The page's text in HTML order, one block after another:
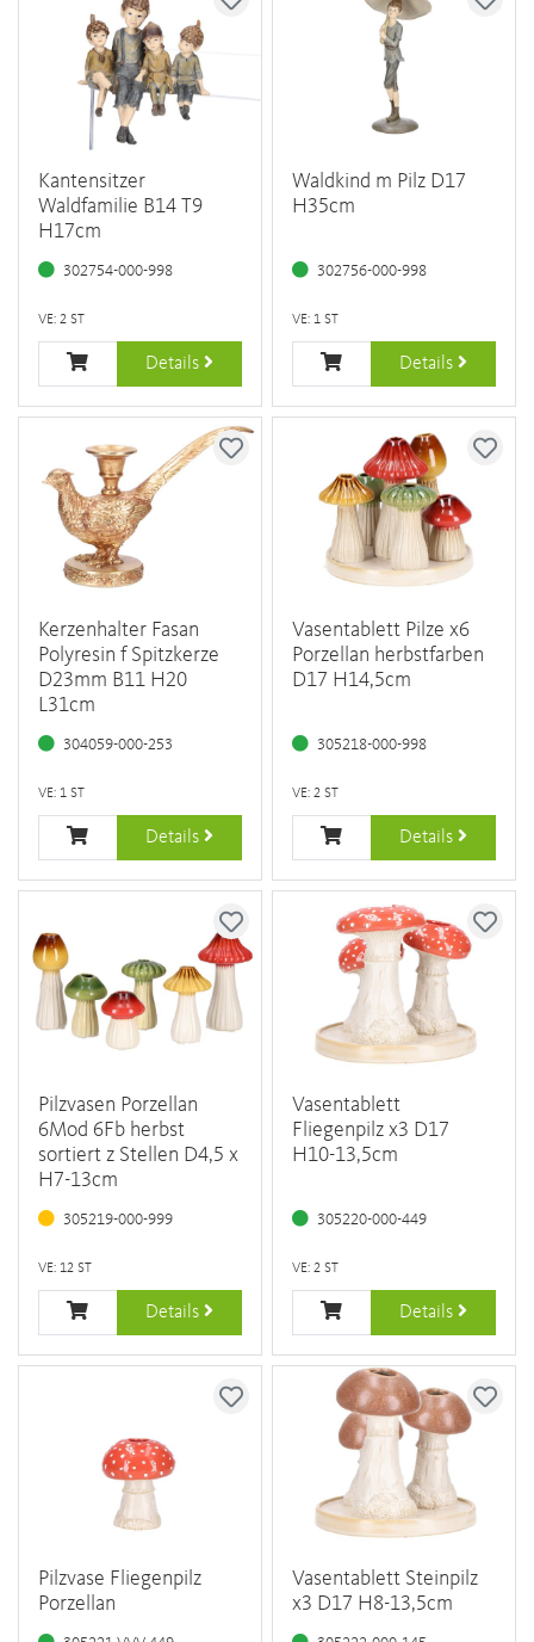
Kantensitzer
Waldfamilie B14 T9
H17cm
302754-000-998
VE: 2 ST
Details
Waldkind m Pilz D17
H35cm
302756-000-998
VE: 1 ST
Details
Kerzenhalter Fasan
Polyresin f Spitzkerze
D23mm B11 H20
L31cm
304059-000-253
VE: 1 ST
Details
Vasentablett Pilze x6
Porzellan herbstfarben
D17 H14,5cm
305218-000-998
VE: 2 ST
Details
Pilzvasen Porzellan
6Mod 6Fb herbst
sortiert z Stellen D4,5 x
H7-13cm
305219-000-999
VE: 12 ST
Details
Vasentablett
Fliegenpilz x3 D17
H10-13,5cm
305220-000-449
VE: 2 ST
Details
Pilzvase Fliegenpilz
Porzellan
Vasentablett Steinpilz
x3 D17 H8-13,5cm